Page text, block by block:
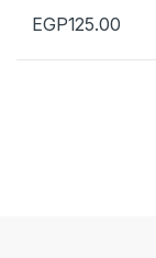
EGP125.00